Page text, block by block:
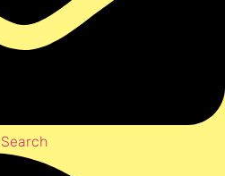
Search